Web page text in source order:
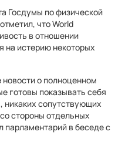
Госдумы по физической
что World
в отношении
на истерию некоторых
о полноценном
готовы показывать себя
сопутствующих
стороны отдельных
парламентарий в беседе с